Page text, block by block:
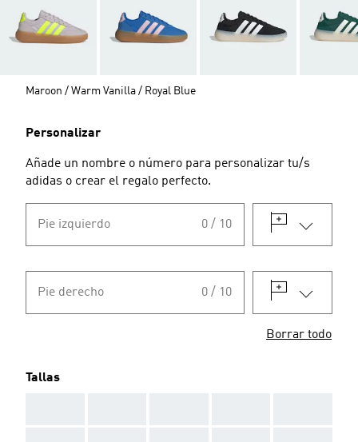
Maroon / Warm Vanilla / Royal Blue
Personalizar
Añade un nombre o número para personalizar tu/s
adidas o crear el regalo perfecto.
Pie izquierdo 0 / 10
Pie derecho 0 / 10
Borrar todo
Tallas